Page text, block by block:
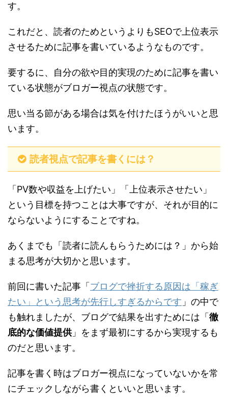
す。
これだと、読者のためというよりもSEOで上位表示
させるために記事を書いているようなものです。
要するに、自分の欲や目的実現のために記事を書い
ている状態がブロガー視点の状態です。
思い当る節がある場合は気を付けたほうがいいと思
います。
読者視点で記事を書くには？
「PV数や収益を上げたい」「上位表示させたい」
という目標を持つことは大事ですが、それが目的に
ならないようにすることですね。
あくまでも「読者に読んもらうためには？」から始
まる思考が大切かと思います。
前回に書いた記事「 ブログで挫折する原因は「稼ぎ
たい」という思考が先行しすぎるからです 」の中で
も触れましたが、ブログで結果を出すためには「 徹
底的な価値提供」をまず最初にするから実現するも
のだと思います。
記事を書く時はブロガー視点になっていないかを常
にチェックしながら書くといいと思います。